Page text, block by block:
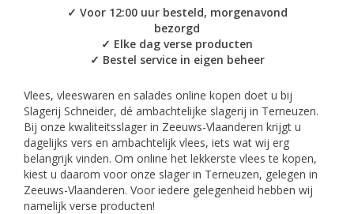
✓ Voor 12:00 uur besteld, morgenavond
bezorgd
✓ Elke dag verse producten
✓ Bestel service in eigen beheer
Vlees, vleeswaren en salades online kopen doet u bij
Slagerij Schneider, dé ambachtelijke slagerij in Terneuzen.
Bij onze kwaliteitsslager in Zeeuws-Vlaanderen krijgt u
dagelijks vers en ambachtelijk vlees, iets wat wij erg
belangrijk vinden. Om online het lekkerste vlees te kopen,
kiest u daarom voor onze slager in Terneuzen, gelegen in
Zeeuws-Vlaanderen. Voor iedere gelegenheid hebben wij
namelijk verse producten!